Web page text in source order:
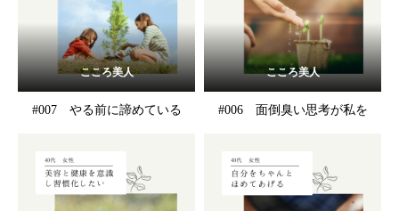
こころ美人
#007 やる前に諦めている
こころ美人
#006 面倒臭い思考が私を